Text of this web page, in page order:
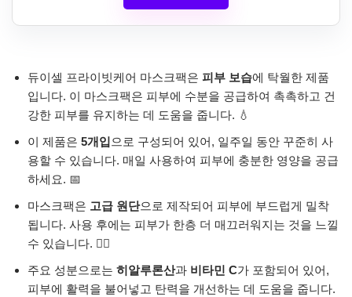
듀이셀 프라이빗케어 마스크팩은 피부 보습에 탁월한 제품
입니다. 이 마스크팩은 피부에 수분을 공급하여 촉촉하고 건
강한 피부를 유지하는 데 도움을 줍니다. 💧
이 제품은 5개입 으로 구성되어 있어, 일주일 동안 꾸준히 사
용할 수 있습니다. 매일 사용하여 피부에 충분한 영양을 공급
하세요. 📅
마스크팩은 고급 원단으로 제작되어 피부에 부드럽게 밀착
됩니다. 사용 후에는 피부가 한층 더 매끄러워지는 것을 느낄
수 있습니다. 🧖‍♀️
주요 성분으로는 히알루론산과 비타민 C가 포함되어 있어,
피부에 활력을 불어넣고 탄력을 개선하는 데 도움을 줍니다.